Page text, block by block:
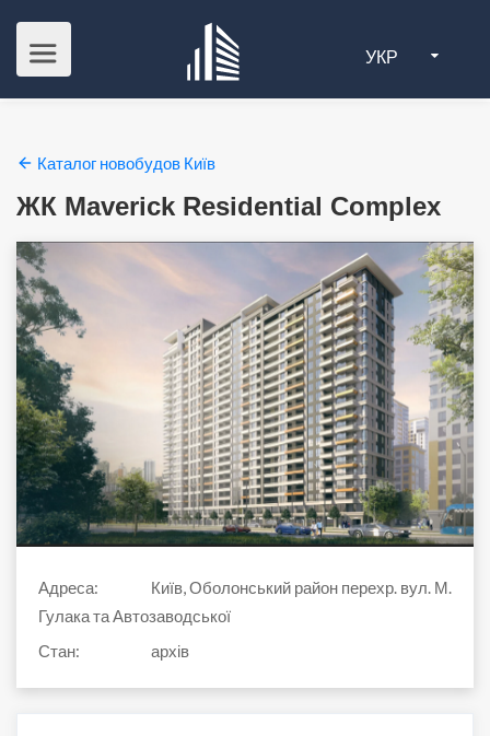
УКР
Каталог новобудов Київ
ЖК Maverick Residential Complex
Адреса:
Київ, Оболонський район перехр. вул. М.
Гулака та Автозаводської
Стан:
архів